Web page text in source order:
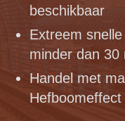
beschikbaar
Extreem
minder dan 30
Handel met
Hefboomeffect